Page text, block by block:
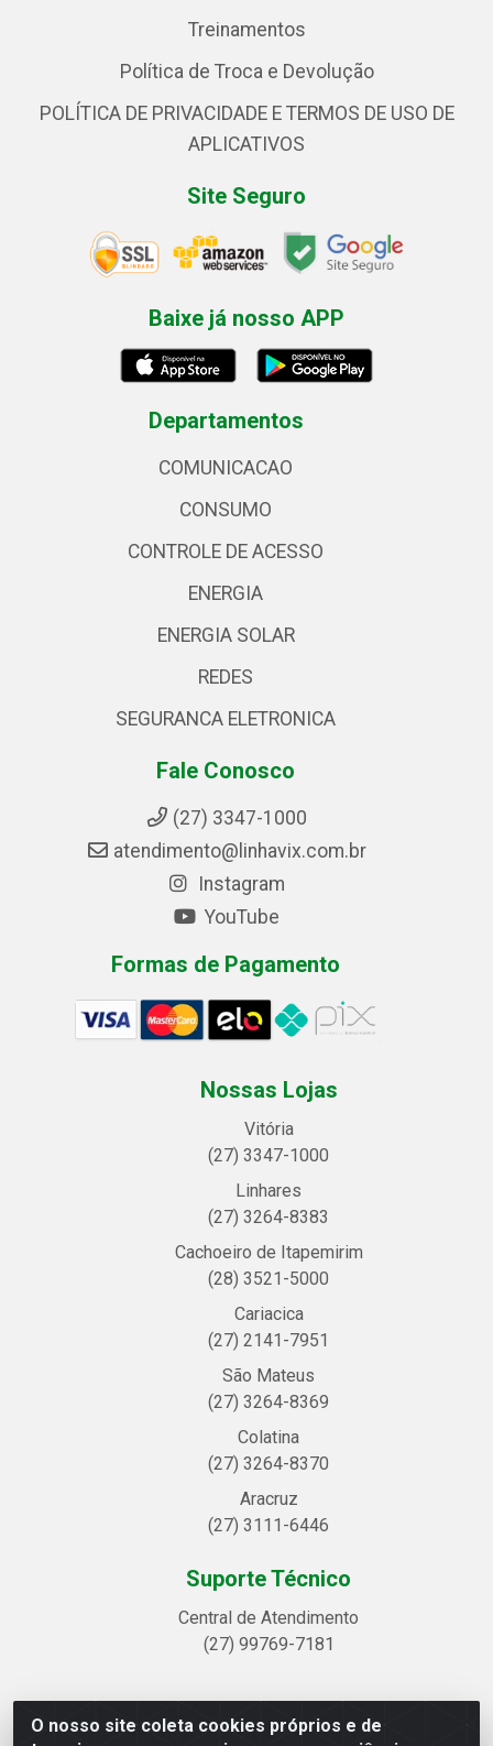
O nosso site coleta cookies próprios e de
Treinamentos
Política de Troca e Devolução
POLÍTICA DE PRIVACIDADE E TERMOS DE USO DE
APLICATIVOS
Site Seguro
Baixe já nosso APP
Departamentos
COMUNICACAO
CONSUMO
CONTROLE DE ACESSO
ENERGIA
ENERGIA SOLAR
REDES
SEGURANCA ELETRONICA
Fale Conosco
(27) 3347-1000
atendimento@linhavix.com.br
Instagram
YouTube
Formas de Pagamento
Nossas Lojas
Vitória
(27) 3347-1000
Linhares
(27) 3264-8383
Cachoeiro de Itapemirim
(28) 3521-5000
Cariacica
(27) 2141-7951
São Mateus
(27) 3264-8369
Colatina
(27) 3264-8370
Aracruz
(27) 3111-6446
Suporte Técnico
Central de Atendimento
(27) 99769-7181
Linhavix Distribuidora LTDA - Avenida Alegre, 2521 -